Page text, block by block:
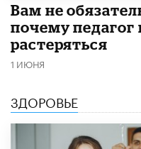
​Вам не
почему педагог
растеряться
1 ИЮНЯ
ЗДОРОВЬЕ